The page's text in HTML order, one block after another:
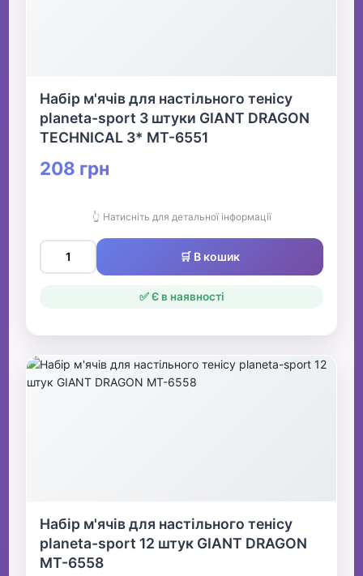
Набір м'ячів для настільного тенісу
planeta-sport 3 штуки GIANT DRAGON
TECHNICAL 3* MT-6551
208 грн
👆 Натисніть для детальної інформації
🛒 В кошик
✅ Є в наявності
Набір м'ячів для настільного тенісу
planeta-sport 12 штук GIANT DRAGON
MT-6558